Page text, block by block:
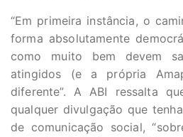
“Em primeira instância, o
forma absolutamente
como muito bem devem
atingidos (e a própria
diferente”. A ABI ressalta
qualquer divulgação que
de comunicação social,